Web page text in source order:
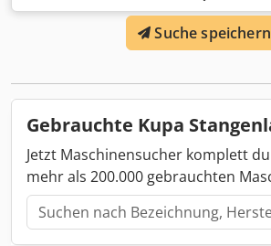
Suche speichern
Gebrauchte Kupa
Jetzt Maschinensucher komplett
mehr als 200.000 gebrauchten